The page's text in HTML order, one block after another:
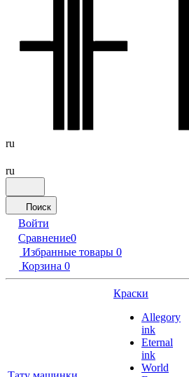
ru
ru
Поиск
Войти
Сравнение0
Избранные товары 0
Корзина 0
Краски
Allegory
ink
Eternal
ink
World